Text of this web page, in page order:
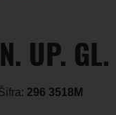
UP.
296 3518M